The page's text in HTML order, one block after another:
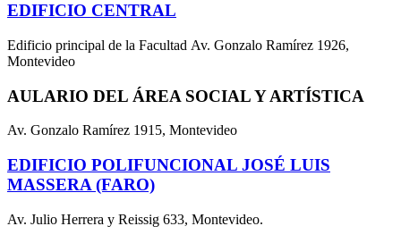
EDIFICIO CENTRAL
Edificio principal de la Facultad Av. Gonzalo Ramírez 1926,
Montevideo
AULARIO DEL ÁREA SOCIAL Y ARTÍSTICA
Av. Gonzalo Ramírez 1915, Montevideo
EDIFICIO POLIFUNCIONAL JOSÉ LUIS
MASSERA (FARO)
Av. Julio Herrera y Reissig 633, Montevideo.